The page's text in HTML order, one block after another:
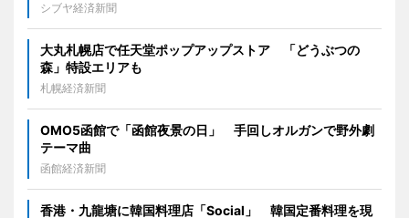
シブヤ経済新聞
大丸札幌店で任天堂ポップアップストア 「どうぶつの
森」特設エリアも
札幌経済新聞
OMO5函館で「函館夜景の日」 手回しオルガンで野外劇
テーマ曲
函館経済新聞
香港・九龍塘に韓国料理店「Social」 韓国定番料理を現